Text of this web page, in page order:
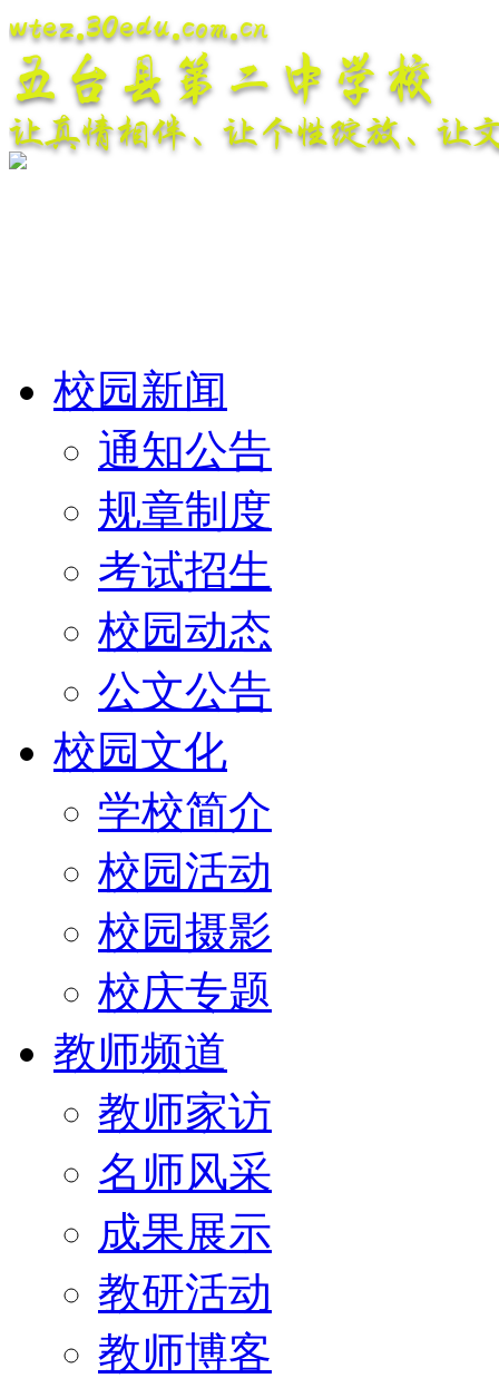
wtez.30edu.com.cn
五台县第二中学校
让真情相伴、让个性绽放、让
校园新闻
通知公告
规章制度
考试招生
校园动态
公文公告
校园文化
学校简介
校园活动
校园摄影
校庆专题
教师频道
教师家访
名师风采
成果展示
教研活动
教师博客